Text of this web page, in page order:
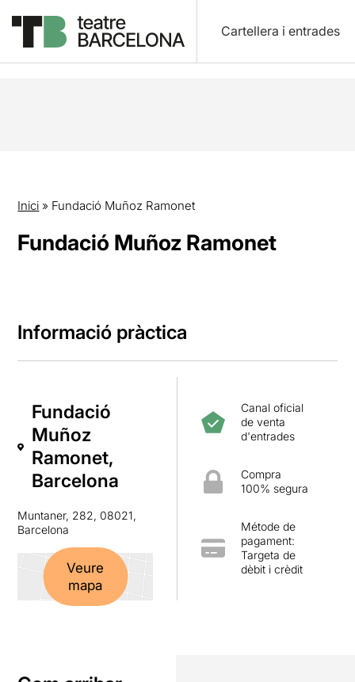
Cartellera i entrades
Inici » Fundació Muñoz Ramonet
Fundació Muñoz Ramonet
Informació pràctica
Fundació
Muñoz
Ramonet,
Barcelona
Muntaner, 282, 08021,
Barcelona
Veure
mapa
Canal oficial
de venta
d'entrades
Compra
100% segura
Métode de
pagament:
Targeta de
dèbit i crèdit